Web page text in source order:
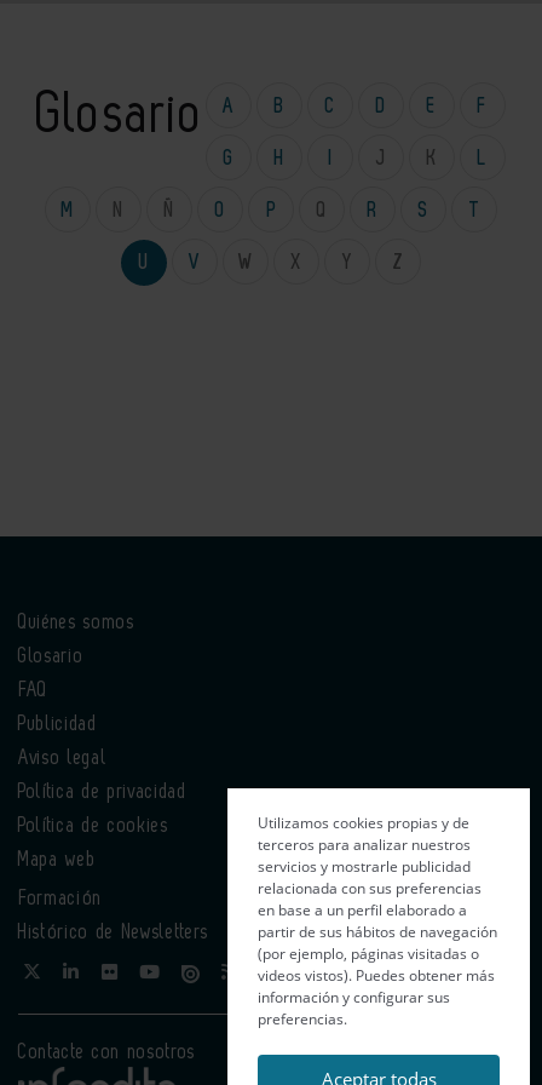
Glosario A B C D E F
G H J K L
M N Ñ O P Q R S
U V W X Y Z
Quiénes somos
Glosario
FAQ
Publicidad
Aviso legal
Política de privacidad
Política de cookies
Mapa web
Formación
Histórico de Newsletters
Contacte con nosotros
Utilizamos cookies propias y de
terceros para analizar nuestros
servicios y mostrarle publicidad
relacionada con sus preferencias
en base a un perfil elaborado a
partir de sus hábitos de navegación
(por ejemplo, páginas visitadas o
videos vistos). Puedes obtener más
información y configurar sus
preferencias.
Aceptar todas